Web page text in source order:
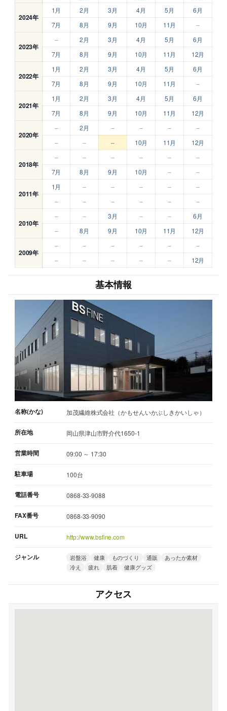
2024年
1月 2月 3月 4月 5月
6月
7月
8月 9月 10月 11月 –
2023年
– 2月 3月 4月 5月
6月
7月
8月 9月 10月 11月 12月
2022年
1月 2月 3月 4月 5月
6月
7月
8月 9月 10月 11月 –
2021年
1月 2月 3月 4月 5月
6月
7月
8月 9月 10月 11月 12月
2020年
– 2月 – – –
–
–
– – 10月 11月 12月
2018年
– – – – –
–
7月
8月 9月 10月 – –
2011年
1月 – – – –
–
–
– – – – –
2010年
– – 3月 – –
6月
–
8月 9月 10月 11月 12月
2009年
– – – – –
–
–
– – – – 12月
基本情報
名称(かな) 加茂繊維株式会社（かもせんいかぶしきかいしゃ）
所在地 岡山県津山市野介代1650-1
営業時間 09:00 ～ 17:30
駐車場 100台
電話番号 0868-33-9088
FAX番号 0868-33-9090
URL http://www.bsfine.com
ジャンル 岩盤浴 健康 ものづくり 通販
あったか素材
冷え
疲れ 肌着 健康グッズ
アクセス